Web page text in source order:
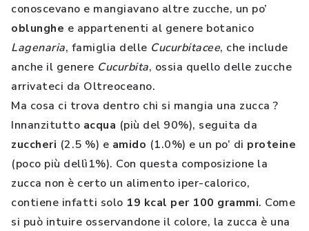
conoscevano e mangiavano altre zucche, un po’
oblunghe e appartenenti al genere botanico
Lagenaria, famiglia delle Cucurbitacee, che include
anche il genere Cucurbita, ossia quello delle zucche
arrivateci da Oltreoceano.
Ma cosa ci trova dentro chi si mangia una zucca ?
Innanzitutto acqua (più del 90%), seguita da
zuccheri (2.5 %) e amido (1.0%) e un po’ di proteine
(poco più dellì1%). Con questa composizione la
zucca non è certo un alimento iper-calorico,
contiene infatti solo 19 kcal per 100 grammi. Come
si può intuire osservandone il colore, la zucca è una